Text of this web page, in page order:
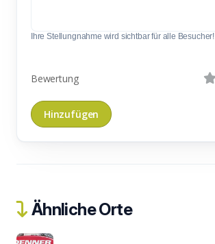
Ihre Stellungnahme wird sichtbar für alle Besucher!
Bewertung
Ähnliche Orte